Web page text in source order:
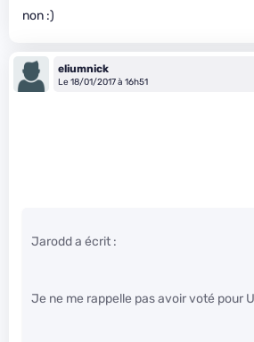
non :)
eliumnick
Le 18/01/2017 à 16h51
Jarodd a écrit :
Je ne me rappelle pas avoir voté pour